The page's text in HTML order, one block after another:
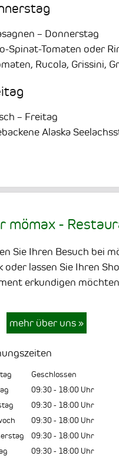
– Donnerstag
Spinat-Tomaten oder
Rucola, Grissini,
– Freitag
Alaska
mömax -
Sie Ihren Besuch bei
oder lassen Sie Ihren
erkundigen
mehr über uns »
Geschlossen
09:30- 18:00 Uhr
09:30- 18:00 Uhr
09:30- 18:00 Uhr
09:30- 18:00 Uhr
09:30- 18:00 Uhr